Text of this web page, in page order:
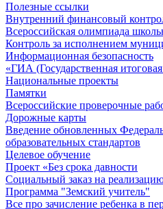
Полезные ссылки
Внутренний финансовый
Всероссийская олимпиада
Контроль за исполнением
Информационная безопасность
«ГИА (Государственная итоговая
Национальные проекты
Памятки
Всероссийские проверочные
Дорожные карты
Введение обновленных
образовательных стандартов
Целевое обучение
Проект «Без срока давности
Социальный заказ на
Программа "Земский учитель"
Все про зачисление ребенка в